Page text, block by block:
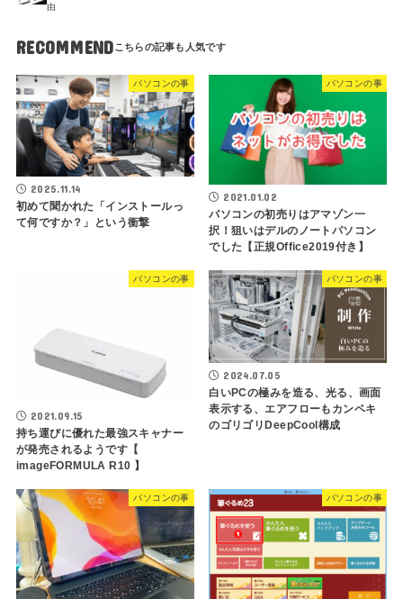
由
RECOMMEND
パソコンの事
2025.11.14
初めて聞かれた「インストールっ
て何ですか？」という衝撃
パソコンの事
2021.01.02
パソコンの初売りはアマゾン一
択！狙いはデルのノートパソコン
でした【正規Office2019付き】
パソコンの事
2021.09.15
持ち運びに優れた最強スキャナー
が発売されるようです【
imageFORMULA R10 】
パソコンの事
2024.07.05
白いPCの極みを造る、光る、画面
表示する、エアフローもカンペキ
のゴリゴリDeepCool構成
パソコンの事 パソコンの事